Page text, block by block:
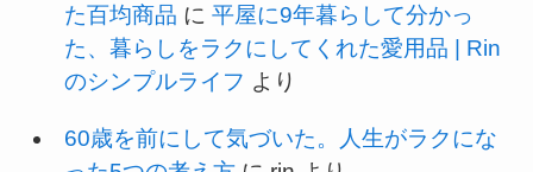
た百均商品 に平屋に9年暮らして分かっ
た、暮らしをラクにしてくれた愛用品 | Rin
のシンプルライフ より
60歳を前にして気づいた。人生がラクにな